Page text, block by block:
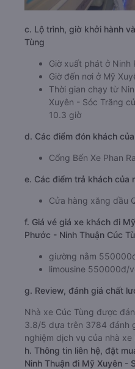
c. Lộ trình, giờ khởi hành
Tùng
Giờ xuất phát ở Ninh
Giờ đến nơi ở Mỹ
Thời gian chạy từ
Xuyên - Sóc Trăng
10.3 giờ
d. Các điểm đón khách
Cổng Bến Xe Phan
e. Các điểm trả khách của
Cửa hàng xăng dầu
f. Giá vé giá xe khách đi
Phước - Ninh Thuận Cúc
giường nằm
limousine 550000đ/
g. Review, đánh giá chất
Nhà xe Cúc Tùng được
3.8/5 dựa trên 3784 đánh
nghiệm dịch vụ của nhà xe
h. Thông tin liên hệ, đặt
Ninh Thuận đi Mỹ Xuyên -